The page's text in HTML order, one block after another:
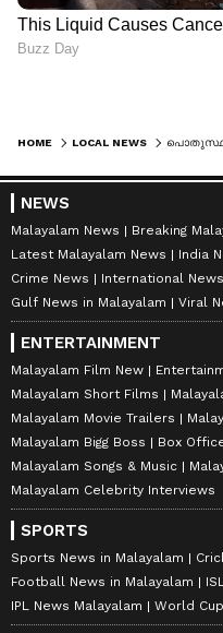
HOME LOCAL NEWS
NEWS
Malayalam News
Breaking
Latest Malayalam News
India
Crime News
International
Gulf News in Malayalam
Viral
ENTERTAINMENT
Malayalam Film New
Malayalam Short Films
Malayalam Movie Trailers
Malayalam Bigg Boss
Box
Malayalam Songs & Music
Malayalam Celebrity Interviews
SPORTS
Sports News in Malayalam
Football News in Malayalam
IPL News Malayalam
World